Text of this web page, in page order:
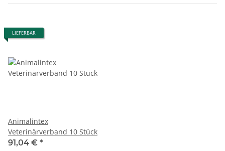
LIEFERBAR
Animalintex
Veterinärverband 10 Stück
91,04 € *